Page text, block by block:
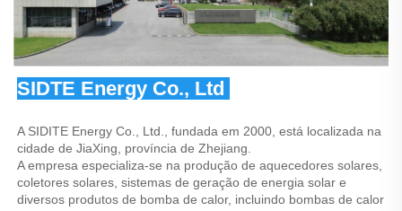
SIDTE Energy Co., Ltd
A SIDITE Energy Co., Ltd., fundada em 2000, está localizada na
cidade de JiaXing, província de Zhejiang.
A empresa especializa-se na produção de aquecedores solares,
coletores solares, sistemas de geração de energia solar e
diversos produtos de bomba de calor, incluindo bombas de calor